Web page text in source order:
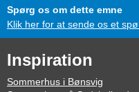
Spørg os om dette emne
Klik her for at sende os et
Inspiration
Sommerhus i Bønsvig